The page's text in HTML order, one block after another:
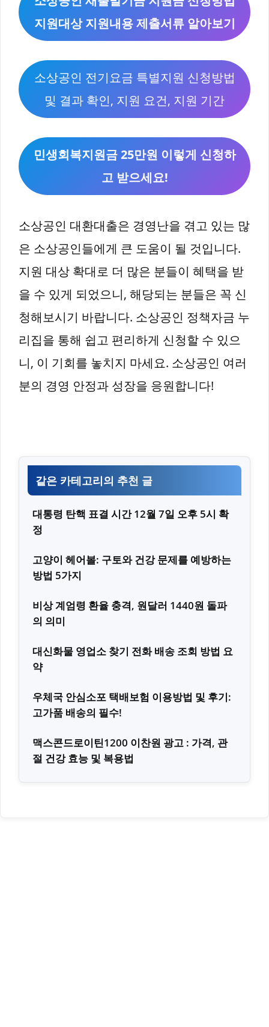
지원대상 지원내용 제출서류 알아보기
소상공인 전기요금 특별지원 신청방법
및 결과 확인, 지원 요건, 지원 기간
민생회복지원금 25만원 이렇게 신청하
고 받으세요!
소상공인 대환대출은 경영난을 겪고 있는 많
은 소상공인들에게 큰 도움이 될 것입니다.
지원 대상 확대로 더 많은 분들이 혜택을 받
을 수 있게 되었으니, 해당되는 분들은 꼭 신
청해보시기 바랍니다. 소상공인 정책자금 누
리집을 통해 쉽고 편리하게 신청할 수 있으
니, 이 기회를 놓치지 마세요. 소상공인 여러
분의 경영 안정과 성장을 응원합니다!
같은 카테고리의 추천 글
대통령 탄핵 표결 시간 12월 7일 오후 5시 확
정
고양이 헤어볼: 구토와 건강 문제를 예방하는
방법 5가지
비상 계엄령 환율 충격, 원달러 1440원 돌파
의 의미
대신화물 영업소 찾기 전화 배송 조회 방법 요
약
우체국 안심소포 택배보험 이용방법 및 후기:
고가품 배송의 필수!
맥스콘드로이틴1200 이찬원 광고 : 가격, 관
절 건강 효능 및 복용법